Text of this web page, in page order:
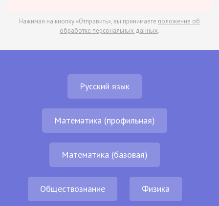
Нажимая на кнопку «Отправить», вы принимаете положение об
обработке персональных данных.
Русский язык
Математика (профильная)
Математика (базовая)
Обществознание Физика